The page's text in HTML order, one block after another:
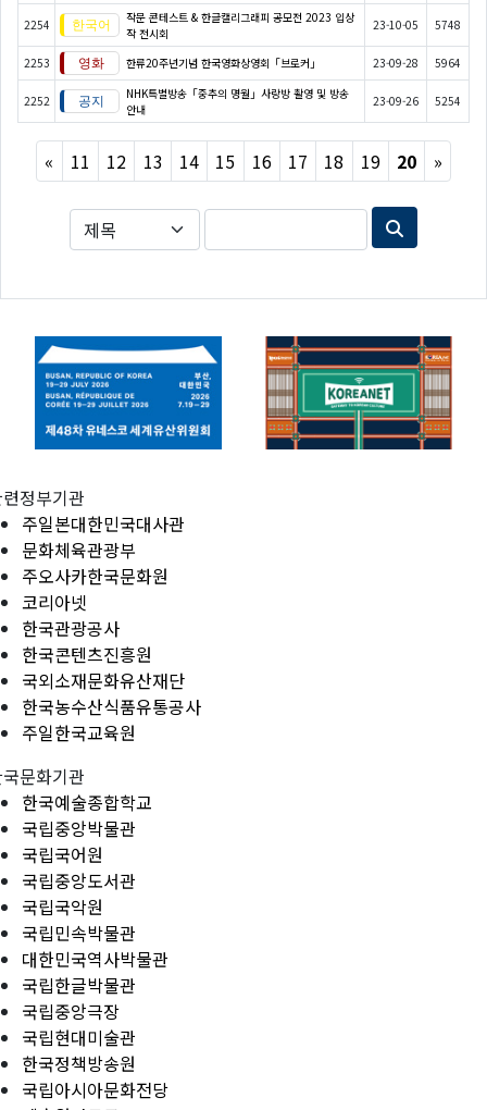
2254
작문 콘테스트 & 한글캘리그래피 공모전 2023 입상
작 전시회
23-10-05 5748
2253 한류20주년기념 한국영화상영회「브로커」 23-09-28 5964
2252
NHK특별방송「중추의 명월」사랑방 촬영 및 방송
안내
23-09-26 5254
« Previous
11 12 13 14 15 16 17 18 19 20 »Next
정부기관
주일본대한민국대사관
문화체육관광부
주오사카한국문화원
코리아넷
한국관광공사
한국콘텐츠진흥원
국외소재문화유산재단
한국농수산식품유통공사
주일한국교육원
문화기관
한국예술종합학교
국립중앙박물관
국립국어원
국립중앙도서관
국립국악원
국립민속박물관
대한민국역사박물관
국립한글박물관
국립중앙극장
국립현대미술관
한국정책방송원
국립아시아문화전당